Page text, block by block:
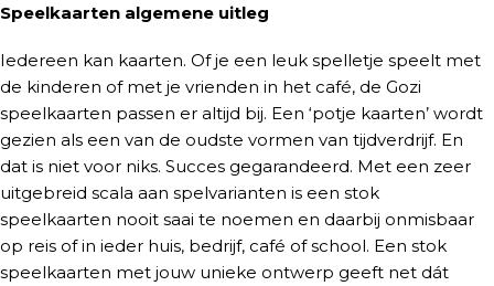
Speelkaarten algemene uitleg
Iedereen kan kaarten. Of je een leuk spelletje speelt met
de kinderen of met je vrienden in het café, de Gozi
speelkaarten passen er altijd bij. Een ‘potje kaarten’ wordt
gezien als een van de oudste vormen van tijdverdrijf. En
dat is niet voor niks. Succes gegarandeerd. Met een zeer
uitgebreid scala aan spelvarianten is een stok
speelkaarten nooit saai te noemen en daarbij onmisbaar
op reis of in ieder huis, bedrijf, café of school. Een stok
speelkaarten met jouw unieke ontwerp geeft net dát